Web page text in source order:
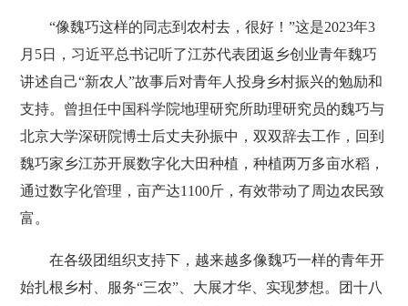
“像魏巧这样的同志到农村去，很好！”这是2023年3
月5日，习近平总书记听了江苏代表团返乡创业青年魏巧
讲述自己“新农人”故事后对青年人投身乡村振兴的勉励和
支持。曾担任中国科学院地理研究所助理研究员的魏巧与
北京大学深研院博士后丈夫孙振中，双双辞去工作，回到
魏巧家乡江苏开展数字化大田种植，种植两万多亩水稻，
通过数字化管理，亩产达1100斤，有效带动了周边农民致
富。
在各级团组织支持下，越来越多像魏巧一样的青年开
始扎根乡村、服务“三农”、大展才华、实现梦想。团十八